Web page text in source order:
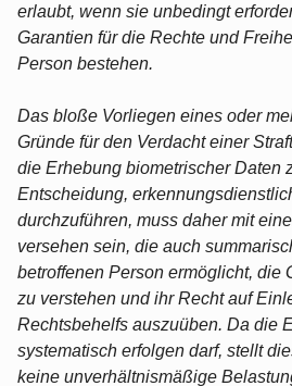
erlaubt, wenn sie unbedingt
Garantien für die Rechte und
Person bestehen.
Das bloße Vorliegen eines oder
Gründe für den Verdacht einer
die Erhebung biometrischer Daten
Entscheidung,
durchzuführen, muss daher mit
versehen sein, die auch
betroffenen Person ermöglicht, die
zu verstehen und ihr Recht auf
Rechtsbehelfs auszuüben. Da die
systematisch erfolgen darf, stellt
keine unverhältnismäßige